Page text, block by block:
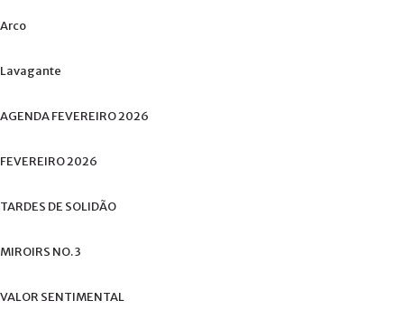
Arco
Lavagante
AGENDAFEVEREIRO2026
FEVEREIRO2026
TARDES DE SOLIDÃO
MIROIRS NO.3
VALOR SENTIMENTAL